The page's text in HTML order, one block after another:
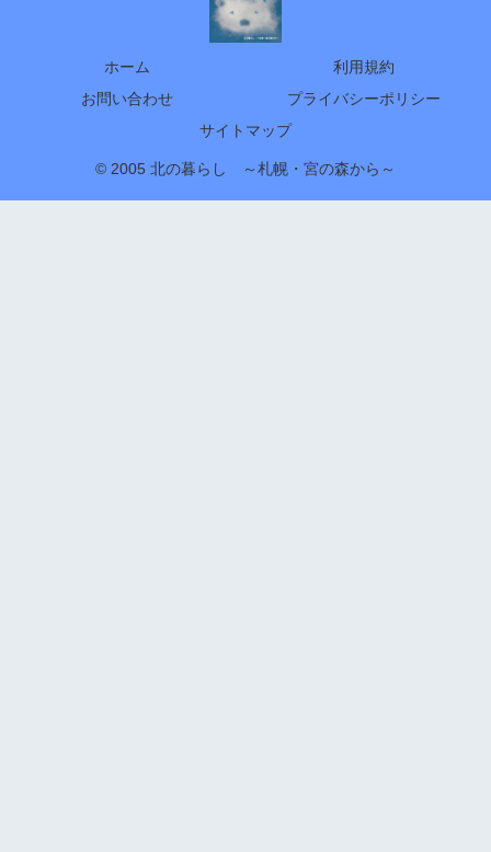
ホーム
利用規約
お問い合わせ
プライバシーポリシー
サイトマップ
© 2005 北の暮らし ～札幌・宮の森から～